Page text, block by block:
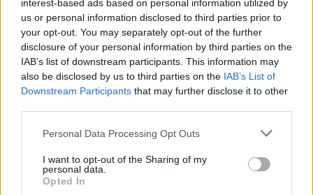
interest-based ads based on personal information utilized by
us or personal information disclosed to third parties prior to
your opt-out. You may separately opt-out of the further
disclosure of your personal information by third parties on the
IAB’s list of downstream participants. This information may
also be disclosed by us to third parties on the IAB’s List of
Downstream Participants that may further disclose it to other
Please note that this website/app uses one or more Google
not limited to your visit or usage behaviour. You may click to
grant or deny consent to Google and its third-party tags to
use your data for below specified purposes in below Google
Personal Data Processing Opt Outs
I want to opt-out of the Sharing of my
personal data.
Opted In
περιβάλλον, δίνοντας στη χώρα δυνατότητες που μέχρι πριν
λίγα χρόνια έμοιαζαν αρκετά μακρινές.
Στην ανασκόπηση της περασμένης Κυριακής είχα αναφερθεί
στην ίδρυση Δημόσιας Επαγγελματικής Σχολής
Κινηματογράφου και Οπτικοακουστικής Δημιουργίας, μετά
την ανάκαμψη του κλάδου και την προσέλκυση μεγάλων
διεθνών παραγωγών στη χώρα μας. Αυτό που δεν σας είπα
είναι για το δεύτερο πενταετές σχέδιο δράσης «Greece on
το σύνολο της οπτικοακουστικής δημιουργίας. Ήδη η
Ελλάδα έχει μπει δυναμικά στον χάρτη των διεθνών
παραγωγών, όμως πιστεύω ότι υπάρχουν ακόμη
μεγαλύτερες δυνατότητες τα επόμενα χρόνια,
προσελκύοντας παραγωγές και από νέες αγορές, όπως η